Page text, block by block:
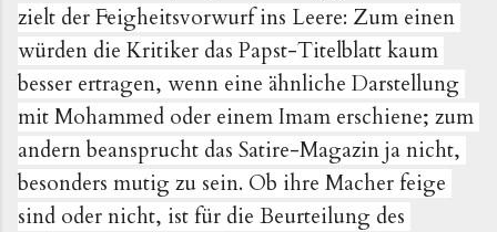
zielt der Feigheitsvorwurf ins Leere: Zum einen
würden die Kritiker das Papst-Titelblatt kaum
besser ertragen, wenn eine ähnliche Darstellung
mit Mohammed oder einem Imam erschiene; zum
andern beansprucht das Satire-Magazin ja nicht,
besonders mutig zu sein. Ob ihre Macher feige
sind oder nicht, ist für die Beurteilung des